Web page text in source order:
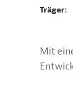
Träger
Mit